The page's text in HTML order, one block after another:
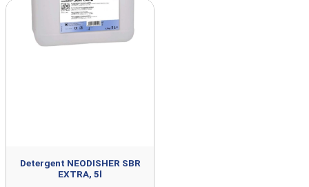
Detergent NEODISHER SBR
EXTRA, 5l